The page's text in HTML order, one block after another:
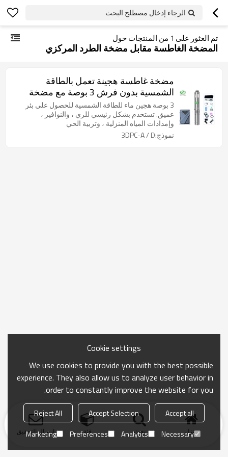
الرجاء إدخال مصطلح البحث
تم العثور على 1 من المنتجات حول
المضخة الغاطسة مقابل مضخة الطرد المركزي
مضخة غاطسة هجينة تعمل بالطاقة
الشمسية بدون فرش 3 بوصة مع مضخة
بلاستيكية تعمل بالطاقة الشمسية
3 بوصة هجين ماء للطاقة الشمسية للحصول على بئر
عميق. تستخدم بشكل رئيسي للري ، والنوافير ،
وإمدادات المياه المنزلية ، وتربية الحي
نموذج:3DPC-A / D
منزل بحث فئة ارسال التحقيق
Cookie settings
We use cookies to provide you with the best possible
experience. They also allow us to analyze user behavior in
order to constantly improve the website for you.
Accept all
Accept Selection
Reject All
Necessary
Analytics
Preferences
Marketing